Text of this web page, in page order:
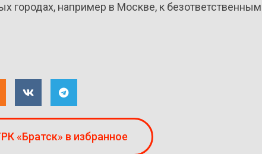
городах, например в Москве, к безответственным
«Братск» в избранное